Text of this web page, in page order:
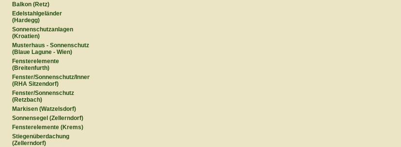
Balkon (Retz)
Edelstahlgeländer
(Hardegg)
Sonnenschutzanlagen
(Kroatien)
Musterhaus - Sonnenschutz
(Blaue Lagune - Wien)
Fensterelemente
(Breitenfurth)
Fenster/Sonnenschutz/Innentüren
(RHA Sitzendorf)
Fenster/Sonnenschutz
(Retzbach)
Markisen (Watzelsdorf)
Sonnensegel (Zellerndorf)
Fensterelemente (Krems)
Stiegenüberdachung
(Zellerndorf)